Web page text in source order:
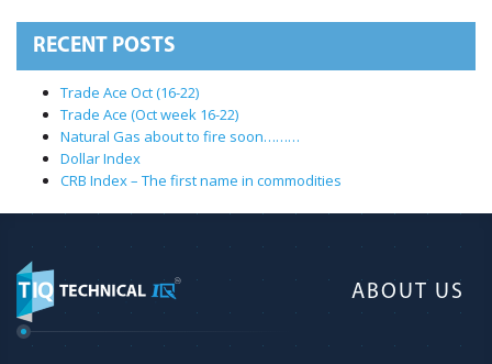
RECENT POSTS
Trade Ace Oct (16-22)
Trade Ace (Oct week 16-22)
Natural Gas about to fire soon………
Dollar Index
CRB Index – The first name in commodities
RISK DSICLAIMER
www.technicaliq.com
, markets view is purely based
markets are very dynamic by nature, so forecasting of
markets is subject of probabilities not certainties.
Before you get started with trading in the financial
markets, you should consider your trading and
ABOUT US